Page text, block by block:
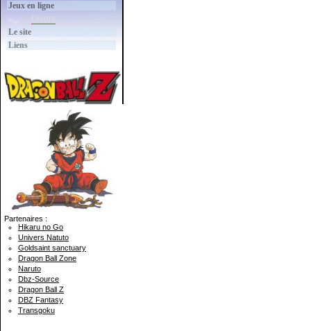
Jeux en ligne
Le site
Liens
Partenaires :
Hikaru no Go
Univers Natuto
Goldsaint sanctuary
Dragon Ball Zone
Naruto
Dbz-Source
Dragon Ball Z
DBZ Fantasy
Transgoku